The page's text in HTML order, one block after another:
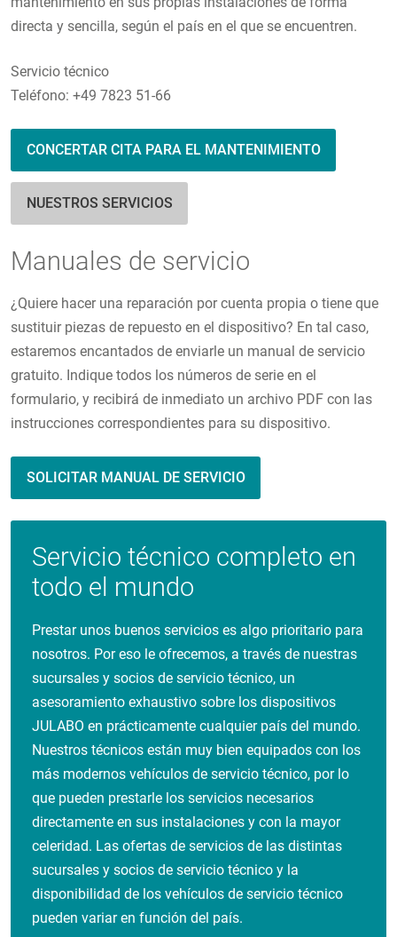
directa y sencilla, según el país en el que se encuentren.
Servicio técnico
Teléfono: +49 7823 51-66
CONCERTAR CITA PARA EL MANTENIMIENTO
NUESTROS SERVICIOS
Manuales de servicio
¿Quiere hacer una reparación por cuenta propia o tiene que
sustituir piezas de repuesto en el dispositivo? En tal caso,
estaremos encantados de enviarle un manual de servicio
gratuito. Indique todos los números de serie en el
formulario, y recibirá de inmediato un archivo PDF con las
instrucciones correspondientes para su dispositivo.
SOLICITAR MANUAL DE SERVICIO
Servicio técnico completo en
todo el mundo
Prestar unos buenos servicios es algo prioritario para
nosotros. Por eso le ofrecemos, a través de nuestras
sucursales y socios de servicio técnico, un
asesoramiento exhaustivo sobre los dispositivos
JULABO en prácticamente cualquier país del mundo.
Nuestros técnicos están muy bien equipados con los
más modernos vehículos de servicio técnico, por lo
que pueden prestarle los servicios necesarios
directamente en sus instalaciones y con la mayor
celeridad. Las ofertas de servicios de las distintas
sucursales y socios de servicio técnico y la
disponibilidad de los vehículos de servicio técnico
pueden variar en función del país.